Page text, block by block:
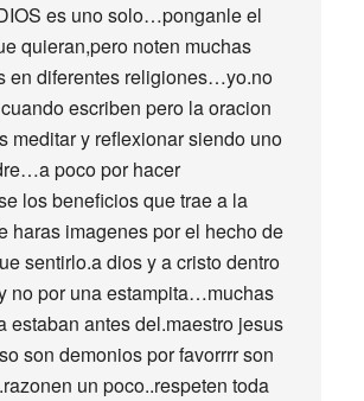
es uno solo…ponganle el
quieran,pero noten muchas
en diferentes religiones…yo.no
escriben pero la oracion
meditar y reflexionar siendo uno
poco por hacer
los beneficios que trae a la
haras imagenes por el hecho de
sentirlo.a dios y a cristo dentro
no por una estampita…muchas
estaban antes del.maestro jesus
son demonios por favorrrr son
un poco..respeten toda